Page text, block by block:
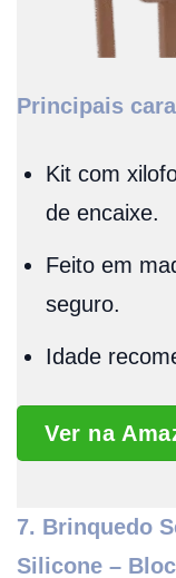
Principais
Kit com
de encaixe.
Feito em
seguro.
Idade
Ver na
7. Brinquedo
Silicone –